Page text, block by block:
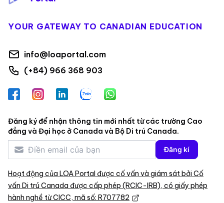
YOUR GATEWAY TO CANADIAN EDUCATION
info@loaportal.com
(+84) 966 368 903
FacebookInstagramLinkedInZalo WhatsApp
Đăng ký để nhận thông tin mới nhất từ các trường Cao
đẳng và Đại học ở Canada và Bộ Di trú Canada.
Đăng kí
Hoạt động của LOA Portal được cố vấn và giám sát bởi Cố
vấn Di trú Canada được cấp phép (RCIC-IRB), có giấy phép
hành nghề từ CICC, mã số: R707782